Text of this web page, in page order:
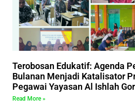
Terobosan Edukatif: Agenda
Bulanan Menjadi Katalisator
Pegawai Yayasan Al Ishlah
Read More »